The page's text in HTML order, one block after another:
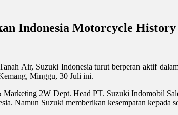
Indonesia Motorcycle History
Air, Suzuki Indonesia turut berperan aktif
Minggu, 30 Juli ini.
Marketing 2W Dept. Head PT. Suzuki Indomobil
Namun Suzuki memberikan kesempatan